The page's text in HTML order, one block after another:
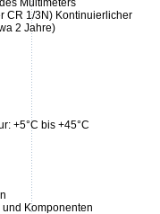
Multimeters
CR 1/3N) Kontinuierlicher
2 Jahre)
+5°C bis +45°C
Komponenten